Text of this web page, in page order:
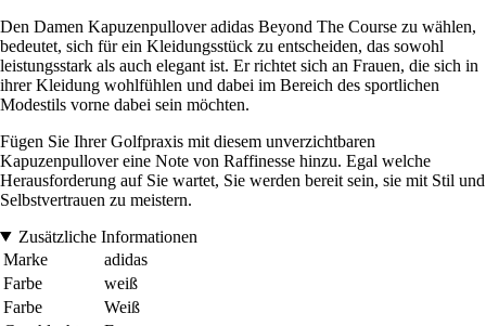
Den Damen Kapuzenpullover adidas Beyond The Course zu wählen,
bedeutet, sich für ein Kleidungsstück zu entscheiden, das sowohl
leistungsstark als auch elegant ist. Er richtet sich an Frauen, die sich in
ihrer Kleidung wohlfühlen und dabei im Bereich des sportlichen
Modestils vorne dabei sein möchten.
Fügen Sie Ihrer Golfpraxis mit diesem unverzichtbaren
Kapuzenpullover eine Note von Raffinesse hinzu. Egal welche
Herausforderung auf Sie wartet, Sie werden bereit sein, sie mit Stil und
Selbstvertrauen zu meistern.
Zusätzliche Informationen
Marke
adidas
Farbe
weiß
Farbe
Weiß